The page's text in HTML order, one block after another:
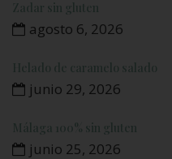
Zadar sin gluten
agosto 6, 2026
Helado de caramelo salado
junio 29, 2026
Málaga 100% sin gluten
junio 25, 2026